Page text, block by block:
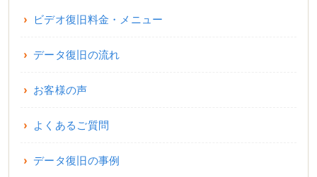
ビデオ復旧料金・メニュー
データ復旧の流れ
お客様の声
よくあるご質問
データ復旧の事例